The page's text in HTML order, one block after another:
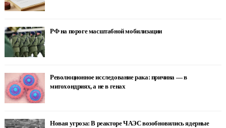
РФ на пороге масштабной мобилизации
Революционное исследование рака: причина — в
митохондриях, а не в генах
Новая угроза: В реакторе ЧАЭС возобновились ядерные